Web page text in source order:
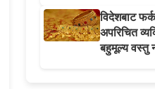
विदेशबाट
अपरिचित
बहुमूल्य वस्तु